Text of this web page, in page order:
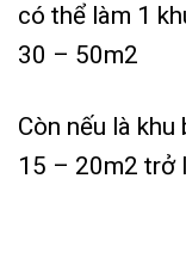
có thể làm 1
30 – 50m2
Còn nếu là
15 – 20m2 trở